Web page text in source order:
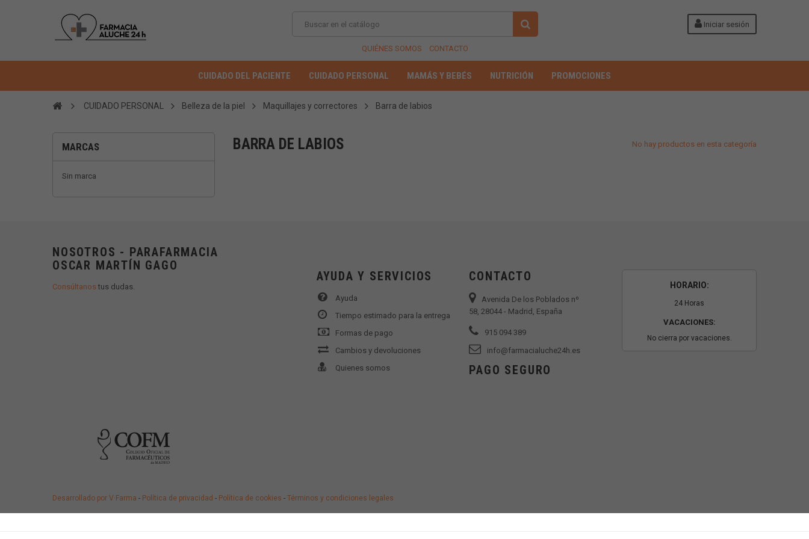
Iniciar sesión
QUIÉNES SOMOS CONTACTO
CUIDADO DEL PACIENTE CUIDADO PERSONAL MAMÁS Y BEBÉS NUTRICIÓN PROMOCIONES
CUIDADO PERSONAL Belleza de la piel Maquillajes y correctores Barra de labios
MARCAS
Sin marca
BARRA DE LABIOS No hay productos en esta categoría
NOSOTROS - PARAFARMACIA
OSCAR MARTÍN GAGO
Consúltanostus dudas.
AYUDA Y SERVICIOS
Ayuda
Tiempo estimado para la entrega
Formas de pago
Cambios y devoluciones
Quienes somos
CONTACTO
Avenida De los Poblados nº
58, 28044 - Madrid, España
915 094 389
info@farmacialuche24h.es
HORARIO:
24 Horas
VACACIONES:
No cierra por vacaciones.
PAGO SEGURO
Desarrollado por V·Farma - Política de privacidad - Política de cookies - Términos y condiciones legales